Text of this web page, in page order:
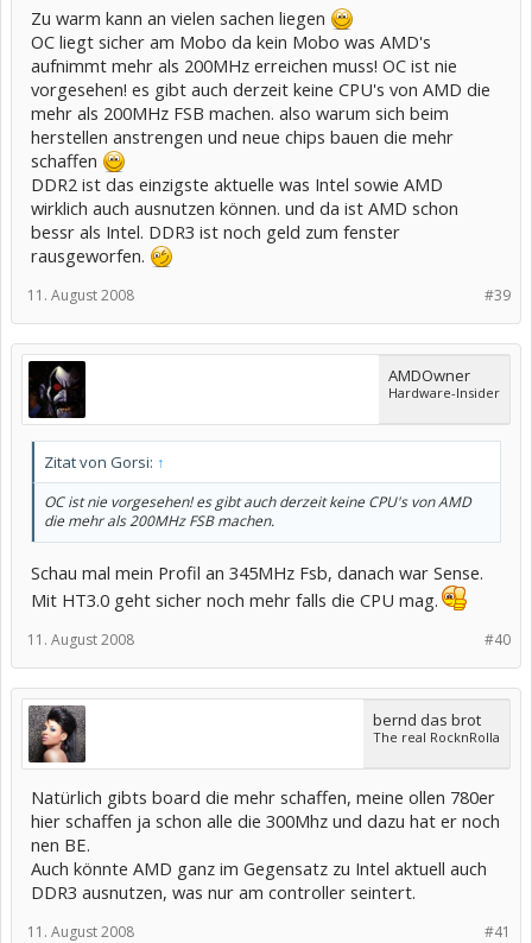
Zu warm kann an vielen sachen liegen
OC liegt sicher am Mobo da kein Mobo was AMD's
aufnimmt mehr als 200MHz erreichen muss! OC ist nie
vorgesehen! es gibt auch derzeit keine CPU's von AMD die
mehr als 200MHz FSB machen. also warum sich beim
herstellen anstrengen und neue chips bauen die mehr
schaffen
DDR2 ist das einzigste aktuelle was Intel sowie AMD
wirklich auch ausnutzen können. und da ist AMD schon
bessr als Intel. DDR3 ist noch geld zum fenster
rausgeworfen.
#39
11. August 2008
AMDOwner
Hardware-Insider
Zitat von Gorsi: ↑
OC ist nie vorgesehen! es gibt auch derzeit keine CPU's von AMD
die mehr als 200MHz FSB machen.
Schau mal mein Profil an 345MHz Fsb, danach war Sense.
Mit HT3.0 geht sicher noch mehr falls die CPU mag.
#40
11. August 2008
bernd das brot
The real RocknRolla
Natürlich gibts board die mehr schaffen, meine ollen 780er
hier schaffen ja schon alle die 300Mhz und dazu hat er noch
nen BE.
Auch könnte AMD ganz im Gegensatz zu Intel aktuell auch
DDR3 ausnutzen, was nur am controller seintert.
#41
11. August 2008